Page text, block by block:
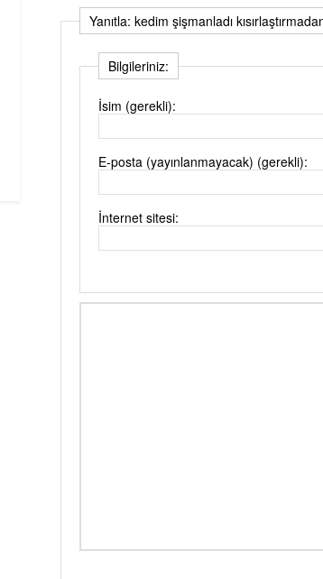
Yanıtla: kedim şişmanladı
Bilgileriniz:
İsim (gerekli):
E-posta (yayınlanmayacak) (gerekli):
İnternet sitesi: